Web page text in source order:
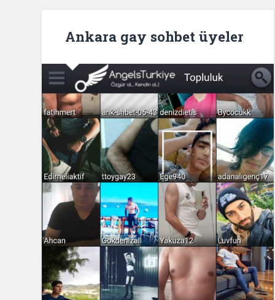
Ankara gay sohbet üyeler